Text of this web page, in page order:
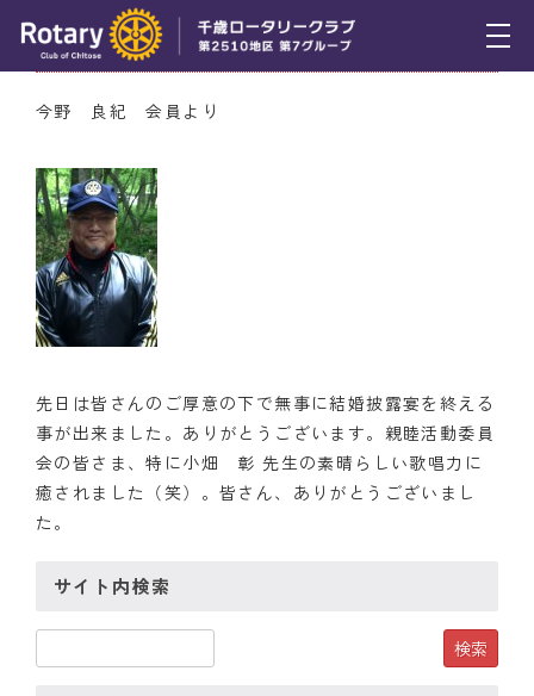
トピックス
活動報告
理事会報告
スケジュール
木曜会
組織図
クラブのあゆみ
クラブの歴史
歴代会長・幹事
6月2日（木） 今野 良紀 会員よりお礼の挨拶
今野 良紀 会員より
先日は皆さんのご厚意の下で無事に結婚披露宴を終える
事が出来ました。ありがとうございます。親睦活動委員
会の皆さま、特に小畑 彰 先生の素晴らしい歌唱力に
癒されました（笑）。皆さん、ありがとうございまし
た。
サイト内検索